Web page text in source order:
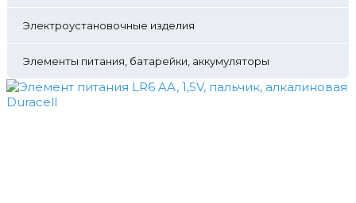
Электроустановочные изделия
Элементы питания, батарейки, аккумуляторы